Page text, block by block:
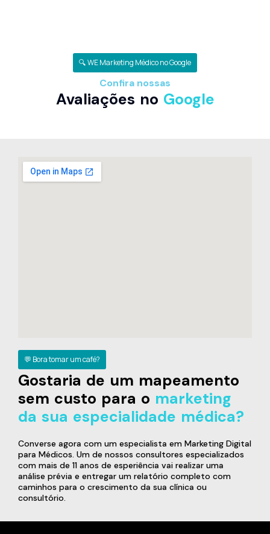
🔍 WE Marketing Médico no Google
Confira nossas
Avaliações no Google
💬 Bora tomar um café?
Gostaria de um mapeamento
sem custo para o marketing
da sua especialidade médica?
Converse agora com um especialista em Marketing Digital
para Médicos. Um de nossos consultores especializados
com mais de 11 anos de esperiência vai realizar uma
análise prévia e entregar um relatório completo com
caminhos para o crescimento da sua clínica ou
consultório.